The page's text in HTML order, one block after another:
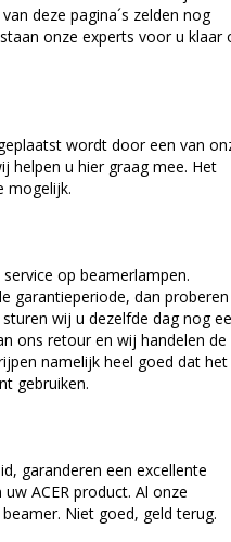
deze pagina´s zelden nog
onze experts voor u klaar
wordt door een van
helpen u hier graag mee. Het
mogelijk.
op beamerlampen.
garantieperiode, dan
wij u dezelfde dag nog
ons retour en wij handelen de
namelijk heel goed dat het
gebruiken.
garanderen een excellente
ACER product. Al onze
Niet goed, geld terug.